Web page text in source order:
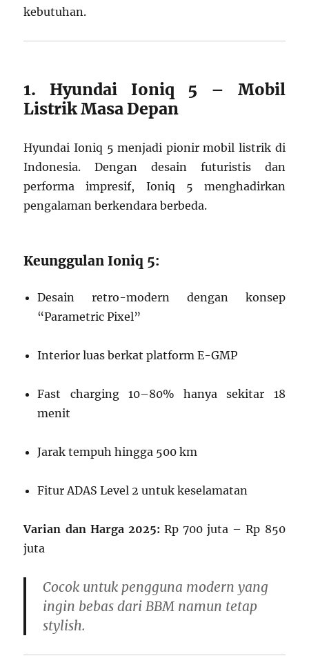
kebutuhan.
1. Hyundai Ioniq 5 – Mobil
Listrik Masa Depan
Hyundai Ioniq 5 menjadi pionir mobil listrik di
Indonesia. Dengan desain futuristis dan
performa impresif, Ioniq 5 menghadirkan
pengalaman berkendara berbeda.
Keunggulan Ioniq 5:
Desain retro-modern dengan konsep
“Parametric Pixel”
Interior luas berkat platform E-GMP
Fast charging 10–80% hanya sekitar 18
menit
Jarak tempuh hingga 500 km
Fitur ADAS Level 2 untuk keselamatan
Varian dan Harga 2025: Rp 700 juta – Rp 850
juta
Cocok untuk pengguna modern yang
ingin bebas dari BBM namun tetap
stylish.